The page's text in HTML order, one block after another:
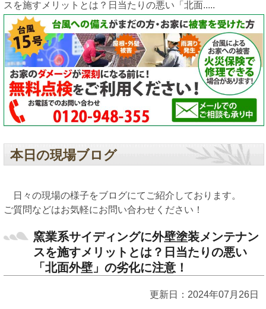
スを施すメリットとは？日当たりの悪い「北面.....
本日の現場ブログ
日々の現場の様子をブログにてご紹介しております。
ご質問などはお気軽にお問い合わせください！
窯業系サイディングに外壁塗装メンテナン
スを施すメリットとは？日当たりの悪い
「北面外壁」の劣化に注意！
更新日：2024年07月26日